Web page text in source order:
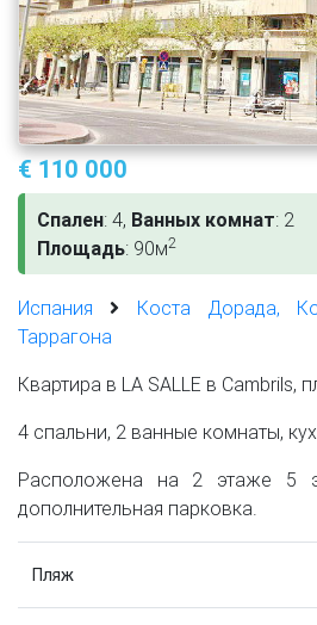
€ 110 000
Спален: 4, Ванных комнат: 2
Площадь: 90м2
Испания
Коста Дорада,
Таррагона
Квартира в LA SALLE в Cambrils,
4 спальни, 2 ванные комнаты,
Расположена на 2 этаже 5
дополнительная парковка.
Пляж